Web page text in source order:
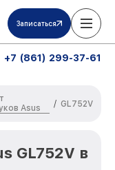
Записаться
+7 (861) 299-37-61
Asus
/ GL752V
GL752V в